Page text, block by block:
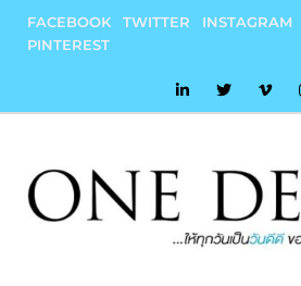
content
FACEBOOK TWITTER INSTAGRAM
PINTEREST